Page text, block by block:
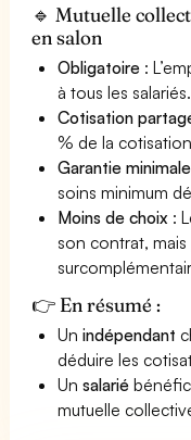
🔹 Mutuelle
en salon
Obligatoire :
à tous les salariés.
Cotisation
% de la
Garantie minimale
soins minimum
Moins de choix :
son contrat,
👉 En résumé :
Unindépendant
déduire les
Unsalarié
mutuelle